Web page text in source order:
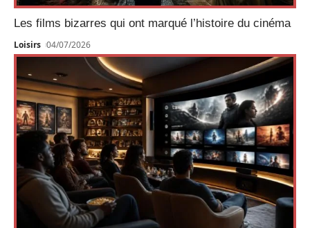
Les films bizarres qui ont marqué l’histoire du cinéma
Loisirs 04/07/2026